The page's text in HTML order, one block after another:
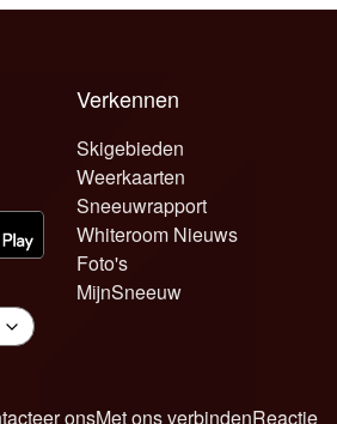
Verkennen
Skigebieden
Weerkaarten
Sneeuwrapport
Whiteroom Nieuws
Foto's
MijnSneeuw
onsMet ons verbindenReactie